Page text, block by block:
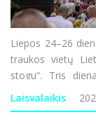
Liepos 24–26
traukos vietų
stogu“. Tris
pasirodymus,
Laisvalaikis